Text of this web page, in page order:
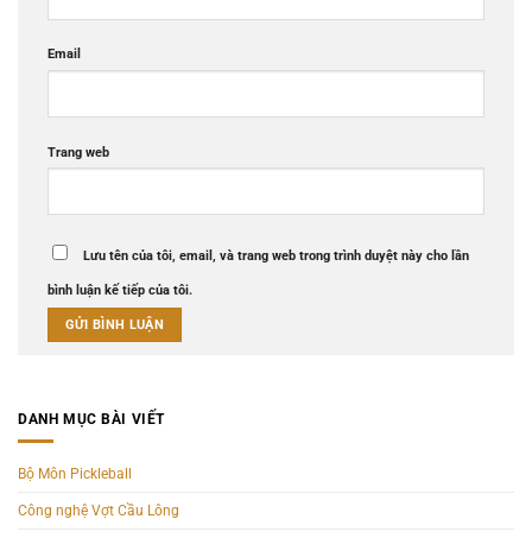
Email
Trang web
Lưu tên của tôi, email, và trang web trong trình duyệt này cho lần
bình luận kế tiếp của tôi.
DANH MỤC BÀI VIẾT
Bộ Môn Pickleball
Công nghệ Vợt Cầu Lông